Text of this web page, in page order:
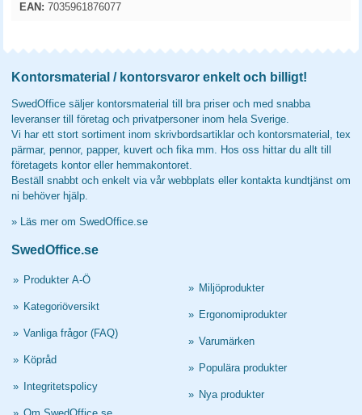
EAN: 7035961876077
Kontorsmaterial / kontorsvaror enkelt och billigt!
SwedOffice säljer kontorsmaterial till bra priser och med snabba
leveranser till företag och privatpersoner inom hela Sverige.
Vi har ett stort sortiment inom skrivbordsartiklar och kontorsmaterial, tex
pärmar, pennor, papper, kuvert och fika mm. Hos oss hittar du allt till
företagets kontor eller hemmakontoret.
Beställ snabbt och enkelt via vår webbplats eller kontakta kundtjänst om
ni behöver hjälp.
» Läs mer om SwedOffice.se
SwedOffice.se
» Produkter A-Ö
» Kategoriöversikt
» Vanliga frågor (FAQ)
» Köpråd
» Integritetspolicy
» Miljöprodukter
» Ergonomiprodukter
» Varumärken
» Populära produkter
» Nya produkter